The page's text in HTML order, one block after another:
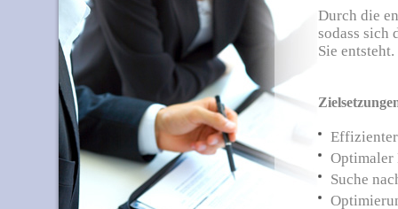
Durch die
sodass sich
Sie entsteht.
Optimaler
Suche